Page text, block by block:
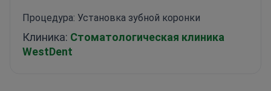
Процедура: Установка зубной коронки
Клиника: Стоматологическая клиника
WestDent